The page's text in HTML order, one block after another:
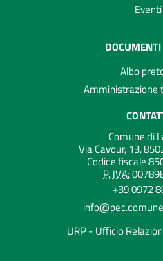
Eventi
DOCUMENTI
Albo
Amministrazione
Comune di
Via Cavour, 13,
Codice fiscale
P. IVA:
+39 0972
URP - Ufficio